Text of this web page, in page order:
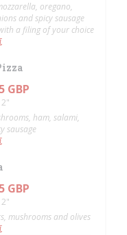
oregano,
and spicy sausage
a filing of your choice
GBP
ham, salami,
sausage
GBP
mushrooms and olives